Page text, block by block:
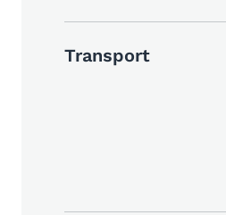
Transport